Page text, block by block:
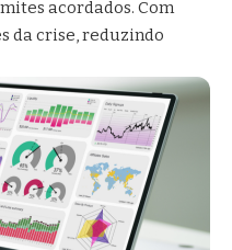
acordados. Com
da crise, reduzindo